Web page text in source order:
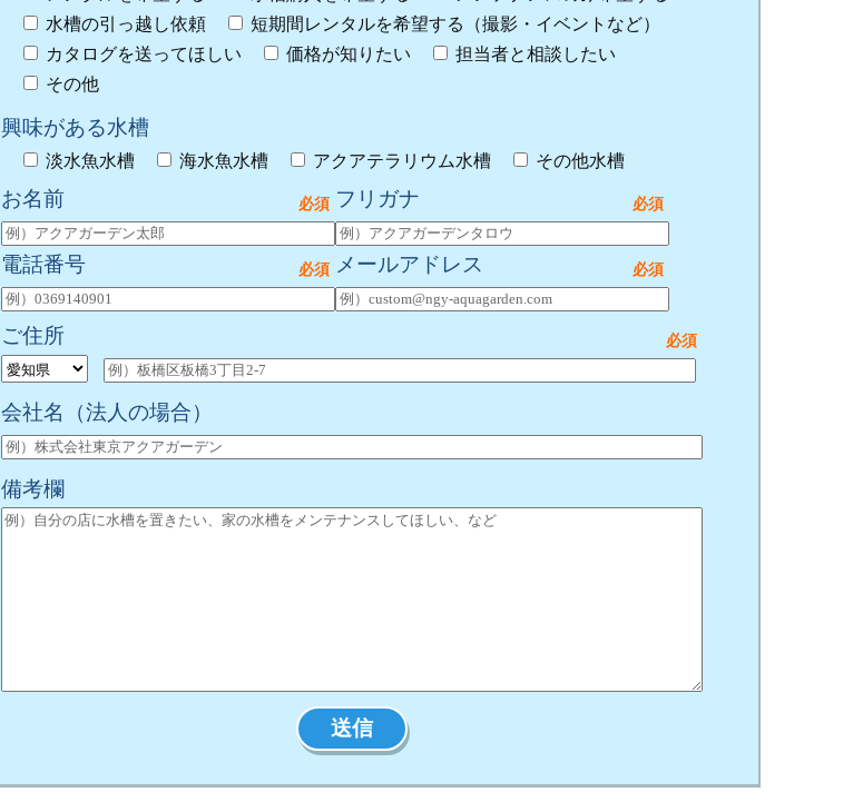
水槽の引っ越し依頼
短期間レンタルを希望する（撮影・イベントなど）
カタログを送ってほしい
価格が知りたい
担当者と相談したい
その他
興味がある水槽
淡水魚水槽 海水魚水槽 アクアテラリウム水槽 その他水槽
お名前 フリガナ
電話番号 メールアドレス
ご住所
会社名 （法人の場合）
備考欄